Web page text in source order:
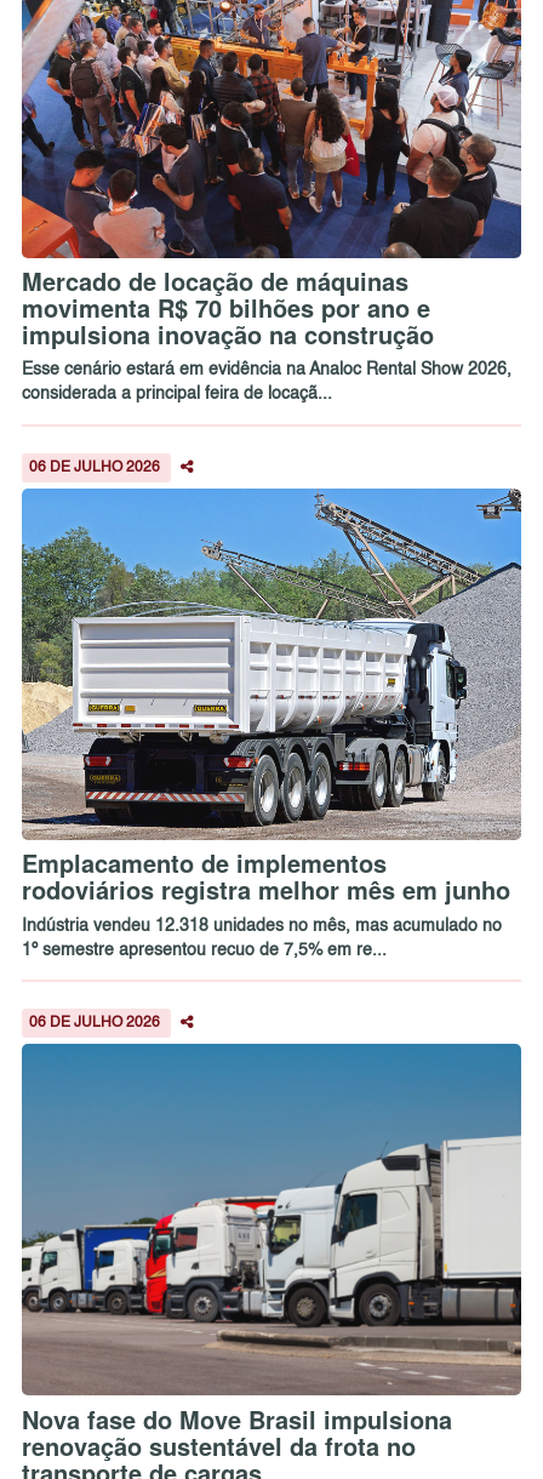
Mercado de locação de máquinas
movimenta R$ 70 bilhões por ano e
impulsiona inovação na construção
Esse cenário estará em evidência na Analoc Rental Show 2026,
considerada a principal feira de locaçã...
06 DE JULHO 2026
Emplacamento de implementos
rodoviários registra melhor mês em junho
Indústria vendeu 12.318 unidades no mês, mas acumulado no
1º semestre apresentou recuo de 7,5% em re...
06 DE JULHO 2026
Nova fase do Move Brasil impulsiona
renovação sustentável da frota no